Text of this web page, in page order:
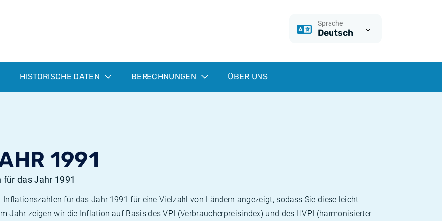
Sprache
Deutsch
HISTORISCHE DATEN BERECHNUNGEN ÜBER UNS
1991
das Jahr 1991
für das Jahr 1991 für eine Vielzahl von Ländern angezeigt, sodass Sie diese leicht
Jahr zeigen wir die Inflation auf Basis des VPI (Verbraucherpreisindex) und des HVPI (harmonisierter